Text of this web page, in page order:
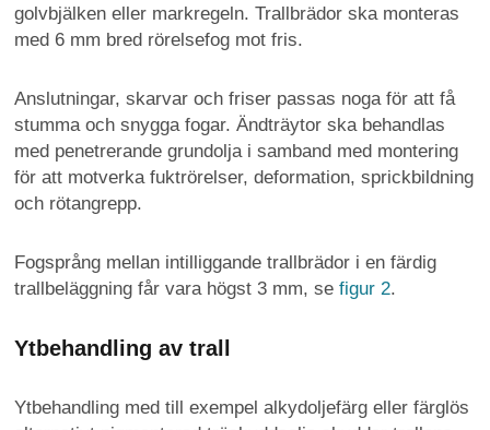
golvbjälken eller markregeln. Trallbrädor ska monteras
med 6 mm bred rörelsefog mot fris.
Anslutningar, skarvar och friser passas noga för att få
stumma och snygga fogar. Ändträytor ska behandlas
med penetrerande grundolja i samband med montering
för att motverka fuktrörelser, deformation, sprickbildning
och rötangrepp.
Fogsprång mellan intilliggande trallbrädor i en färdig
trallbeläggning får vara högst 3 mm, se figur 2.
Ytbehandling av trall
Ytbehandling med till exempel alkydoljefärg eller färglös